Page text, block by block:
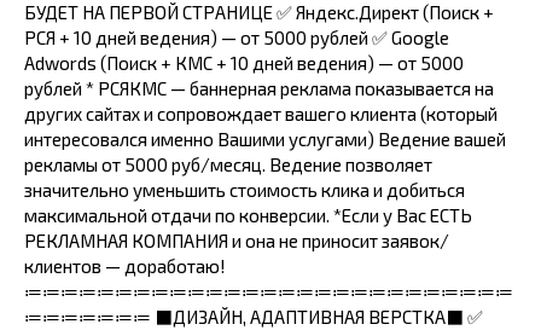
БУДЕТ НА ПЕРВОЙ СТРАНИЦЕ ✅ Яндекс.Директ (Поиск +
РСЯ + 10 дней ведения) — от 5000 рублей ✅ Gооglе
Аdwоrds (Поиск + КМС + 10 дней ведения) — от 5000
рублей * РСЯКМС — баннерная реклама показывается на
других сайтах и сопровождает вашего клиента (который
интересовался именно Вашими услугами) Ведение вашей
рекламы от 5000 руб/месяц. Ведение позволяет
значительно уменьшить стоимость клика и добиться
максимальной отдачи по конверсии. *Если у Вас ЕСТЬ
РЕКЛАМНАЯ КОМПАНИЯ и она не приносит заявок/
клиентов — доработаю!
≔≔≔≔≔≔≔≔≔≔≔≔≔≔≔≔≔≔≔≔≔≔≔≔≔≔≔
≔≔≔≔≔≔≔ ⬛ДИЗАЙН, АДАПТИВНАЯ ВЕРСТКА⬛ ✅